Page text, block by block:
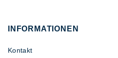
INFORMATIONEN
Kontakt